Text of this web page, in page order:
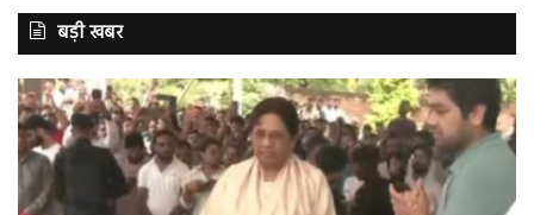
बड़ी खबर